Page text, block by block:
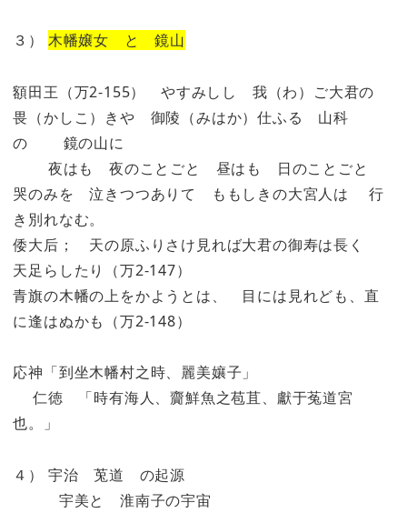
３） 木幡嬢女 と鏡山
額田王（万2-155） やすみしし 我（わ）ご大君の
畏（かしこ）きや 御陵（みはか）仕ふる 山科
の 鏡の山に
夜はも 夜のことごと 昼はも 日のことごと
哭のみを 泣きつつありて ももしきの大宮人は 行
き別れなむ。
倭大后； 天の原ふりさけ見れば大君の御寿は長く
天足らしたり（万2-147）
青旗の木幡の上をかようとは、 目には見れども、直
に逢はぬかも（万2-148）
応神「到坐木幡村之時、麗美孃子」
仁徳 「時有海人、齎鮮魚之苞苴、獻于菟道宮
也。」
４） 宇治 莵道 の起源
宇美と 淮南子の宇宙